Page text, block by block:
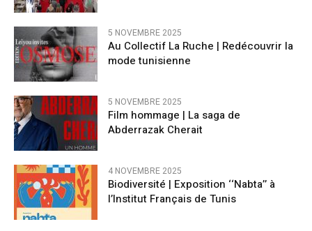
5 NOVEMBRE 2025
Au Collectif La Ruche | Redécouvrir la
mode tunisienne
5 NOVEMBRE 2025
Film hommage | La saga de
Abderrazak Cherait
4 NOVEMBRE 2025
Biodiversité | Exposition ‘‘Nabta’’ à
l’Institut Français de Tunis